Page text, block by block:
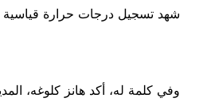
شهد تسجيل درجات حرارة قياسية
وفي كلمة له، أكد هانز كلوغه،